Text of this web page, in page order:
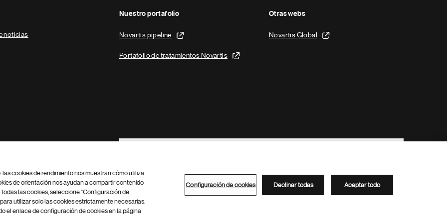
noticias
Nuestro portafolio
Novartis pipeline
Portafolio de tratamientos Novartis
Otras webs
Novartis Global
Footer Site Search
Configuración de cookies Mapa del sitio
Directorio de Novartis
cookies de rendimiento nos muestran cómo utiliza
de orientación nos ayudan a compartir contenido
las cookies, seleccione "Configuración de
utilizar solo las cookies estrictamente necesarias.
el enlace de configuración de cookies en la página
Configuración de cookies Declinar todas Aceptar todo